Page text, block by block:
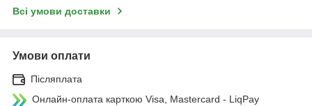
Всі умови доставки
Умови оплати
Післяплата
Онлайн-оплата карткою Visa, Mastercard - LiqPay